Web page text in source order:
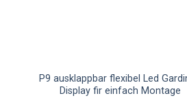
P9 ausklappbar flexibel Led
Display fir einfach Montage